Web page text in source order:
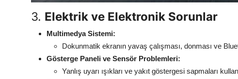
3. Elektrik ve Elektronik Sorunlar
Multimedya Sistemi:
Dokunmatik ekranın yavaş çalışması, donması ve
Gösterge Paneli ve Sensör Problemleri:
Yanlış uyarı ışıkları ve yakıt göstergesi sapmaları